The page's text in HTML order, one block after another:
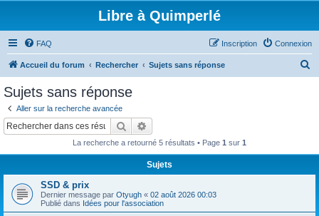
Libre à Quimperlé
FAQ Connexion
Inscription
Accueil du forum Rechercher Sujets sans réponse
Sujets sans réponse
Aller sur la recherche avancée
Rechercher
La recherche a retourné 5 résultats • Page 1 sur 1
Sujets
SSD & prix
Dernier message par Otyugh « 02 août 2026 00:03
Publié dans Idées pour l'association